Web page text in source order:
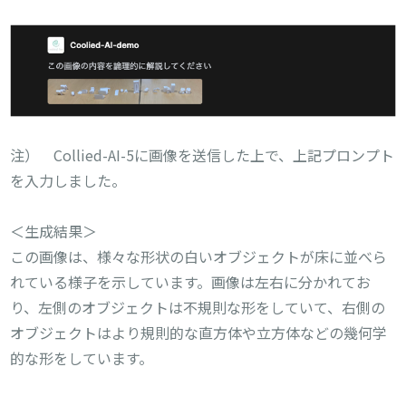
注） Collied-AI-5に画像を送信した上で、上記プロンプト
を入力しました。
＜生成結果＞
この画像は、様々な形状の白いオブジェクトが床に並べら
れている様子を示しています。画像は左右に分かれてお
り、左側のオブジェクトは不規則な形をしていて、右側の
オブジェクトはより規則的な直方体や立方体などの幾何学
的な形をしています。